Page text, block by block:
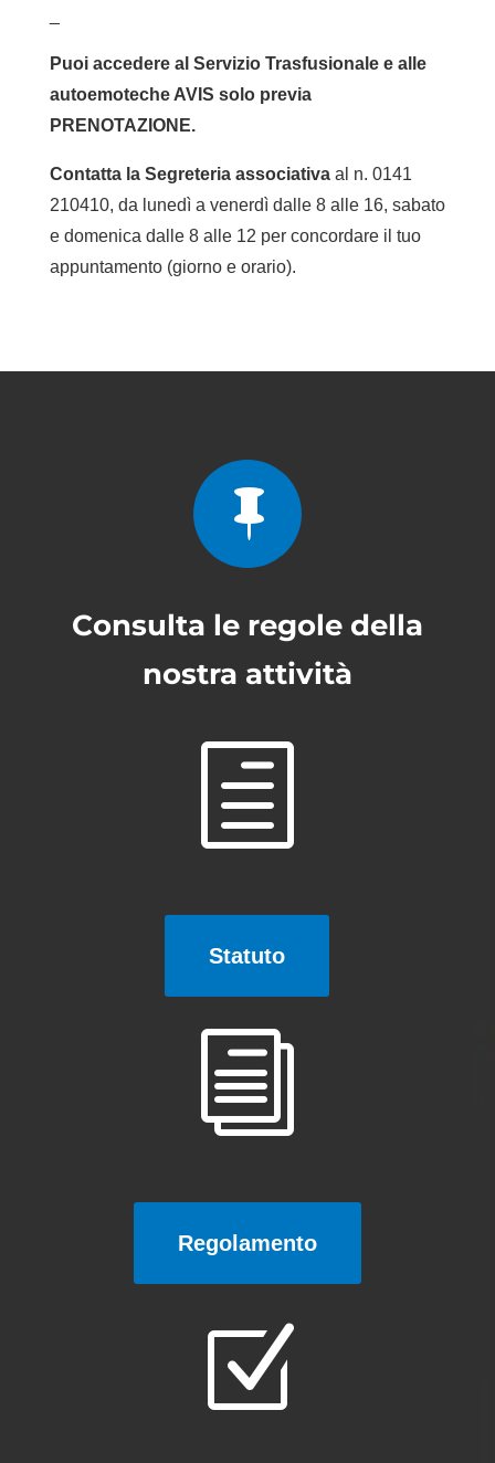
Puoi accedere al Servizio Trasfusionale e alle
autoemoteche AVIS solo previa
PRENOTAZIONE.
Contatta la Segreteria associativaal n. 0141
210410, da lunedì a venerdì dalle 8 alle 16, sabato
e domenica dalle 8 alle 12 per concordare il tuo
appuntamento (giorno e orario).

Consulta le regole della
nostra attività
h
Statuto
i
Regolamento
Z